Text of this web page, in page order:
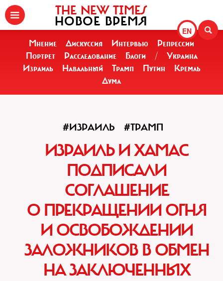
EN
THE NEW TIMES
НОВОЕ ВРЕМЯ
Мнение Дискуссия Интервью
Репрессии
Портрет
Расследование Блоги /
Украина
Израиль
Навальный Трамп Путин
Кремль
Дума
#ИЗРАИЛЬ #ТРАМП
ИЗРАИЛЬ И ХАМАС
ПОДПИСАЛИ
СОГЛАШЕНИЕ
О ПРЕКРАЩЕНИИ ОГНЯ
И ОСВОБОЖДЕНИИ
ЗАЛОЖНИКОВ В ОБМЕН
НА ЗАКЛЮЧЕННЫХ